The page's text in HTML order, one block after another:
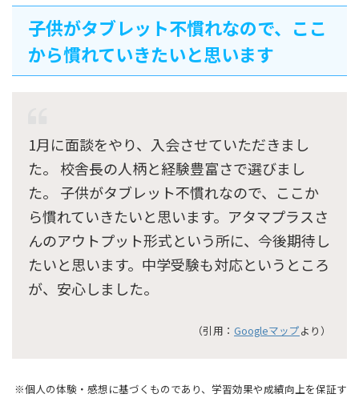
子供がタブレット不慣れなので、ここ
から慣れていきたいと思います
1月に面談をやり、入会させていただきまし
た。 校舎長の人柄と経験豊富さで選びまし
た。 子供がタブレット不慣れなので、ここか
ら慣れていきたいと思います。アタマプラスさ
んのアウトプット形式という所に、今後期待し
たいと思います。中学受験も対応というところ
が、安心しました。
（引用： Googleマップより）
※個人の体験・感想に基づくものであり、学習効果や成績向上を保証す